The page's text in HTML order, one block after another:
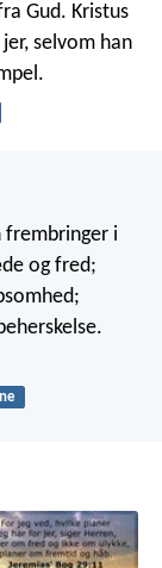
Gud. Kristus
selvom han
frembringer i
og fred;